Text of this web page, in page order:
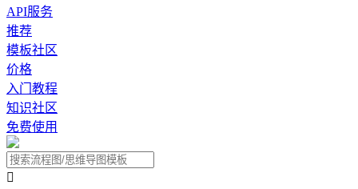
API服务
推荐
模板社区
价格
入门教程
知识社区
免费使用
